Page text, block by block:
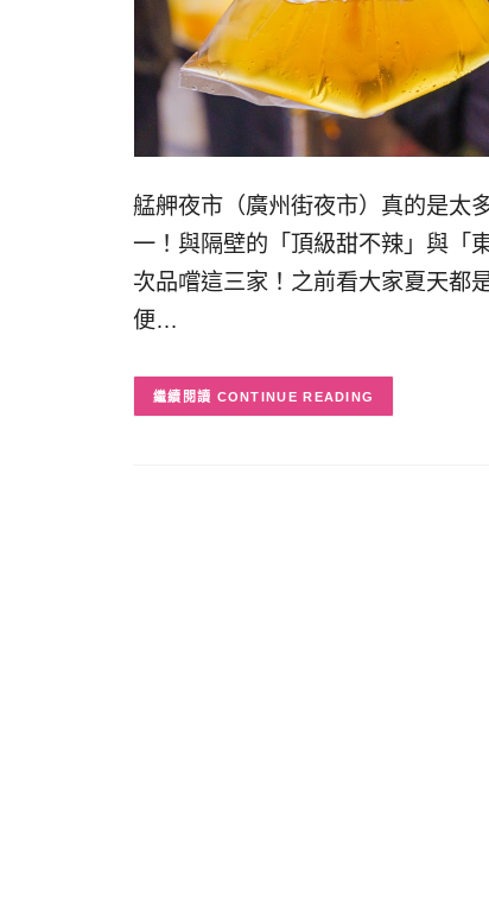
艋舺夜市（廣州街夜市）真的是太
一！與隔壁的「頂級甜不辣」與「
次品嚐這三家！之前看大家夏天都
便…
CONTINUE READING